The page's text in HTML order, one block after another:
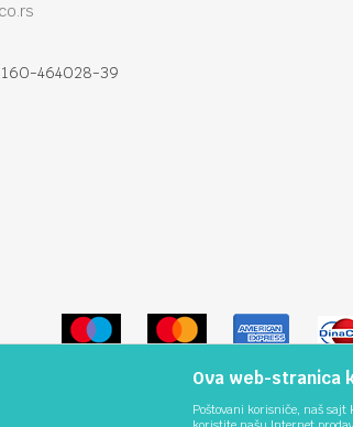
464028-39
Ova web-stranica
Poštovani korisniče, naš